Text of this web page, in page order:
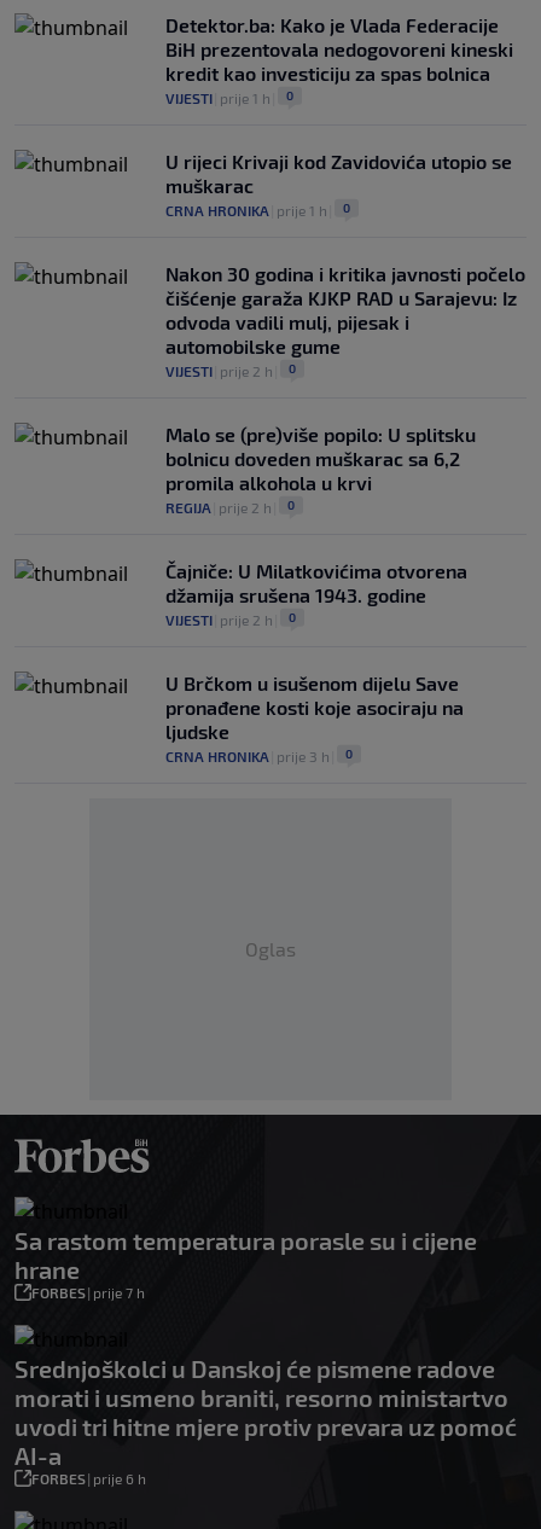
Detektor.ba: Kako je Vlada Federacije
BiH prezentovala nedogovoreni kineski
kredit kao investiciju za spas bolnica
VIJESTI prije 1 h 0
U rijeci Krivaji kod Zavidovića utopio se
muškarac
CRNA HRONIKA prije 1 h 0
Nakon 30 godina i kritika javnosti počelo
čišćenje garaža KJKP RAD u Sarajevu: Iz
odvoda vadili mulj, pijesak i
automobilske gume
VIJESTI prije 2 h 0
Malo se (pre)više popilo: U splitsku
bolnicu doveden muškarac sa 6,2
promila alkohola u krvi
REGIJA prije 2 h 0
Čajniče: U Milatkovićima otvorena
džamija srušena 1943. godine
VIJESTI prije 2 h 0
U Brčkom u isušenom dijelu Save
pronađene kosti koje asociraju na
ljudske
CRNA HRONIKA prije 3 h 0
Oglas
Sa rastom temperatura porasle su i cijene
hrane
FORBES| prije 7 h
Srednjoškolci u Danskoj će pismene radove
morati i usmeno braniti, resorno ministartvo
uvodi tri hitne mjere protiv prevara uz pomoć
AI-a
FORBES| prije 6 h